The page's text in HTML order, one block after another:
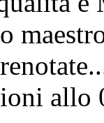
allo